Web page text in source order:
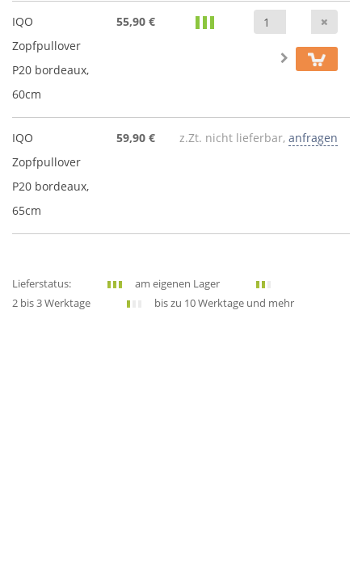
IQO
Zopfpullover
P20 bordeaux,
60cm
55,90 €
IQO
Zopfpullover
P20 bordeaux,
65cm
59,90 € z.Zt. nicht lieferbar, anfragen
Lieferstatus:
am eigenen Lager
2 bis 3 Werktage
bis zu 10 Werktage und mehr